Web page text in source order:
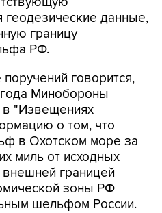
данные,
границу
РФ.
говорится,
года Минобороны
в "Извещениях
о том, что
в Охотском море за
миль от исходных
границей
зоны РФ
шельфом России.